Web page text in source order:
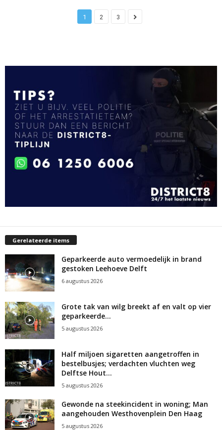
1 2 3
Gerelateerde items
Geparkeerde auto vermoedelijk in brand
gestoken Leehoeve Delft
6 augustus 2026
Grote tak van wilg breekt af en valt op vier
geparkeerde...
5 augustus 2026
Half miljoen sigaretten aangetroffen in
bestelbusjes; verdachten vluchten weg
Delftse Hout...
5 augustus 2026
Gewonde na steekincident in woning; Man
aangehouden Westhovenplein Den Haag
5 augustus 2026